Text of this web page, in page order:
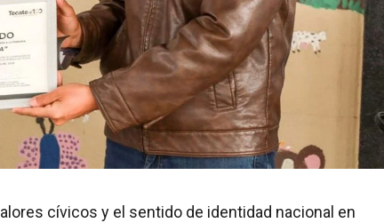
cívicos y el sentido de identidad nacional en